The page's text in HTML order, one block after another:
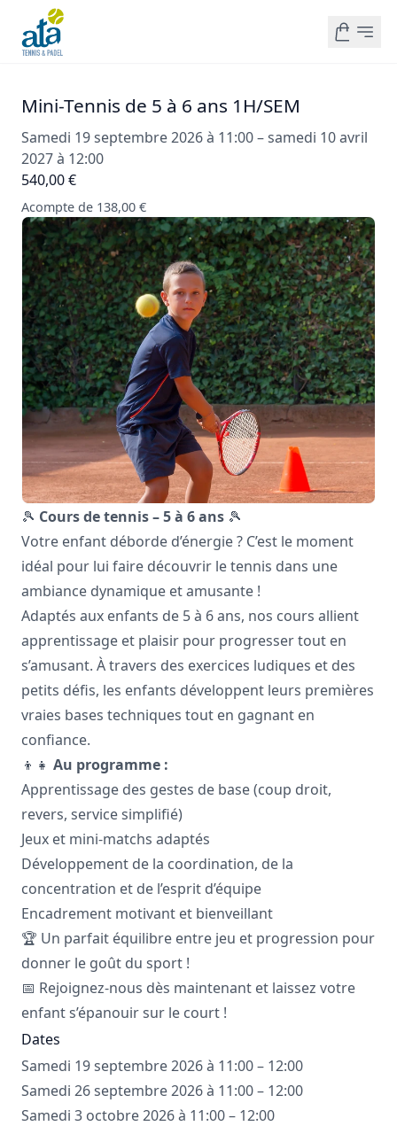
Mini-Tennis de 5 à 6 ans 1H/SEM
Samedi 19 septembre 2026 à 11:00 – samedi 10 avril
2027 à 12:00
540,00 €
Acompte de 138,00 €
🎾 Cours de tennis – 5 à 6 ans 🎾
Votre enfant déborde d’énergie ? C’est le moment
idéal pour lui faire découvrir le tennis dans une
ambiance dynamique et amusante !
Adaptés aux enfants de 5 à 6 ans, nos cours allient
apprentissage et plaisir pour progresser tout en
s’amusant. À travers des exercices ludiques et des
petits défis, les enfants développent leurs premières
vraies bases techniques tout en gagnant en
confiance.
👦👧 Au programme :
Apprentissage des gestes de base (coup droit,
revers, service simplifié)
Jeux et mini-matchs adaptés
Développement de la coordination, de la
concentration et de l’esprit d’équipe
Encadrement motivant et bienveillant
🏆 Un parfait équilibre entre jeu et progression pour
donner le goût du sport !
📅 Rejoignez-nous dès maintenant et laissez votre
enfant s’épanouir sur le court !
Dates
Samedi 19 septembre 2026 à 11:00 – 12:00
Samedi 26 septembre 2026 à 11:00 – 12:00
Samedi 3 octobre 2026 à 11:00 – 12:00